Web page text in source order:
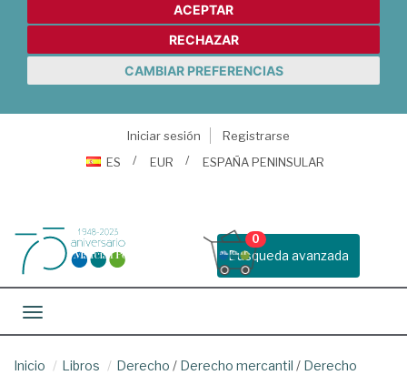
ACEPTAR
RECHAZAR
CAMBIAR PREFERENCIAS
Iniciar sesión
Registrarse
ES
EUR ESPAÑA PENINSULAR
Busqueda avanzada
0
Toggle navigation
Inicio Libros Derecho / Derecho mercantil / Derecho